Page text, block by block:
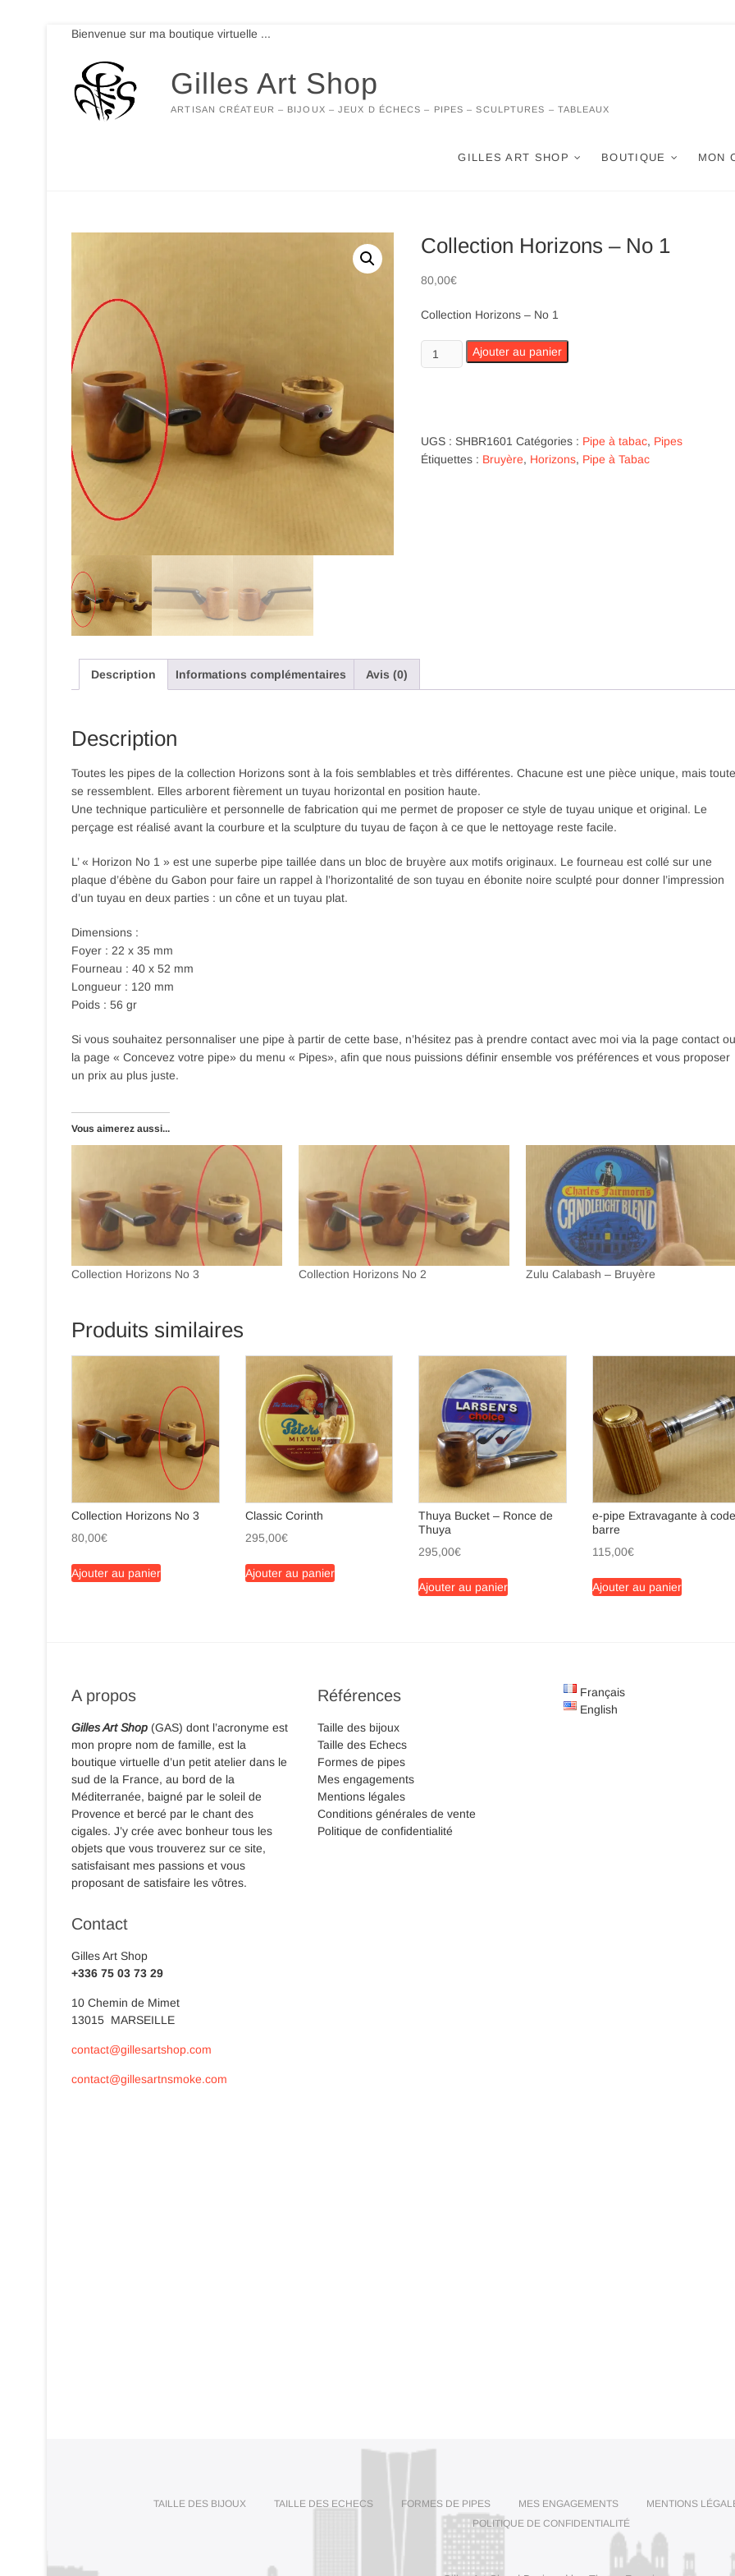
content
Bienvenue sur ma boutique virtuelle ...
Gilles Art Shop
ARTISAN CRÉATEUR – BIJOUX – JEUX D ÉCHECS – PIPES – SCULPTURES – TABLEAUX
GILLES ART SHOP BOUTIQUE MON
Collection Horizons – No 1
80,00€
Collection Horizons – No 1
quantité
de
No
1
Ajouter au panier
UGS : SHBR1601 Catégories : Pipe à tabac, Pipes
Étiquettes : Bruyère, Horizons, Pipe à Tabac
Description Informations complémentaires Avis (0)
Description
Toutes les pipes de la collection Horizons sont à la fois semblables et très différentes. Chacune est une pièce unique, mais
se ressemblent. Elles arborent fièrement un tuyau horizontal en position haute.
Une technique particulière et personnelle de fabrication qui me permet de proposer ce style de tuyau unique et original. Le
perçage est réalisé avant la courbure et la sculpture du tuyau de façon à ce que le nettoyage reste facile.
L’ « Horizon No 1 » est une superbe pipe taillée dans un bloc de bruyère aux motifs originaux. Le fourneau est collé sur une
plaque d’ébène du Gabon pour faire un rappel à l’horizontalité de son tuyau en ébonite noire sculpté pour donner l’impression
d’un tuyau en deux parties : un cône et un tuyau plat.
Dimensions :
Foyer : 22 x 35 mm
Fourneau : 40 x 52 mm
Longueur : 120 mm
Poids : 56 gr
Si vous souhaitez personnaliser une pipe à partir de cette base, n’hésitez pas à prendre contact avec moi via la page contact ou
la page « Concevez votre pipe» du menu « Pipes», afin que nous puissions définir ensemble vos préférences et vous proposer
un prix au plus juste.
Vous aimerez aussi...
Collection Horizons No 3 Collection Horizons No 2 Zulu Calabash – Bruyère
Produits similaires
Collection Horizons No 3
80,00€
Ajouter au panier
Classic Corinth
295,00€
Ajouter au panier
Thuya Bucket – Ronce de
Thuya
295,00€
Ajouter au panier
e-pipe Extravagante à
barre
115,00€
Ajouter au panier
A propos
Gilles Art Shop (GAS) dont l’acronyme est
mon propre nom de famille, est la
boutique virtuelle d’un petit atelier dans le
sud de la France, au bord de la
Méditerranée, baigné par le soleil de
Provence et bercé par le chant des
cigales. J’y crée avec bonheur tous les
objets que vous trouverez sur ce site,
satisfaisant mes passions et vous
proposant de satisfaire les vôtres.
Contact
Gilles Art Shop
+336 75 03 73 29
10 Chemin de Mimet
13015 MARSEILLE
contact@gillesartshop.com
contact@gillesartnsmoke.com
Références
Taille des bijoux
Taille des Echecs
Formes de pipes
Mes engagements
Mentions légales
Conditions générales de vente
Politique de confidentialité
Français
English
TAILLE DES BIJOUX TAILLE DES ECHECS FORMES DE PIPES MES ENGAGEMENTS
MENTIONS
POLITIQUE DE CONFIDENTIALITÉ